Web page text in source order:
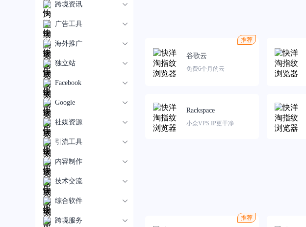
跨境资讯
广告工具
海外推广
独立站
Facebook
Google
社媒资源
引流工具
内容制作
技术交流
综合软件
跨境服务
谷歌云
免费6个月的云
推荐
Rackspace
小众VPS.IP更干净
推荐